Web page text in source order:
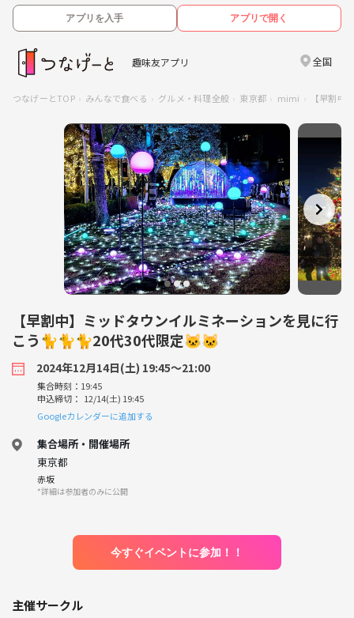
アプリを入手 アプリで開く
趣味友アプリ 全国
つなげーとTOP みんなで食べる グルメ・料理全般 東京都 mimi 【早割
【早割中】ミッドタウンイルミネーションを見に行
こう🐈🐈🐈20代30代限定🐱🐱
2024年12月14日(土) 19:45〜21:00
集合時刻：19:45
申込締切： 12/14(土) 19:45
Googleカレンダーに追加する
集合場所・開催場所
東京都
赤坂
*詳細は参加者のみに公開
今すぐイベントに参加！！
主催サークル